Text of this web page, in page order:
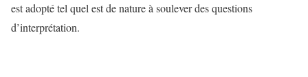
est adopté tel quel est de nature à soulever des questions
d’interprétation.